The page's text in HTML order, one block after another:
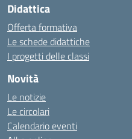
Didattica
Offerta formativa
Le schede didattiche
I progetti delle classi
Novità
Le notizie
Le circolari
Calendario eventi